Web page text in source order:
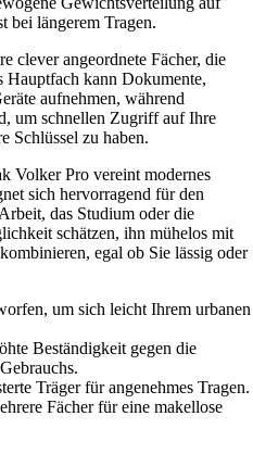
bei längerem Tragen.
clever angeordnete Fächer, die
Hauptfach kann Dokumente,
aufnehmen, während
um schnellen Zugriff auf Ihre
Schlüssel zu haben.
Volker Pro vereint modernes
sich hervorragend für den
das Studium oder die
schätzen, ihn mühelos mit
egal ob Sie lässig oder
um sich leicht Ihrem urbanen
Beständigkeit gegen die
Träger für angenehmes Tragen.
Fächer für eine makellose